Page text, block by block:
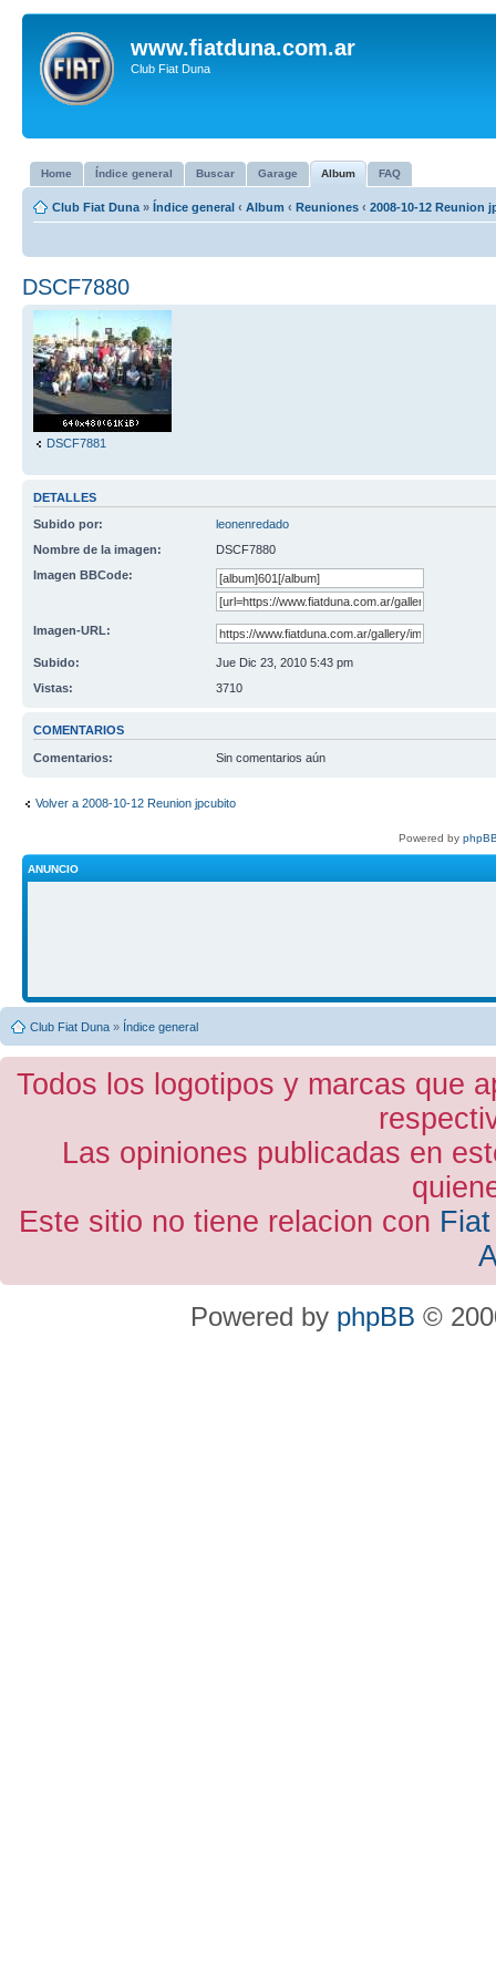
www.fiatduna.com.ar
Club Fiat Duna
Home Índice general Buscar Garage Album FAQ
Club Fiat Duna » Índice general ‹ Album ‹ Reuniones ‹ 2008-10-12 Reunion
DSCF7880
DSCF7881
DETALLES
Subido por:
leonenredado
Nombre de la imagen:
DSCF7880
Imagen BBCode:
Imagen-URL:
Subido:
Jue Dic 23, 2010 5:43 pm
Vistas:
3710
COMENTARIOS
Comentarios: Sin comentarios aún
Volver a 2008-10-12 Reunion jpcubito
Powered by
ANUNCIO
Club Fiat Duna » Índice general
Todos los logotipos y marcas que
Las opiniones publicadas en
Este sitio no tiene relacion con
Powered by phpBB ©